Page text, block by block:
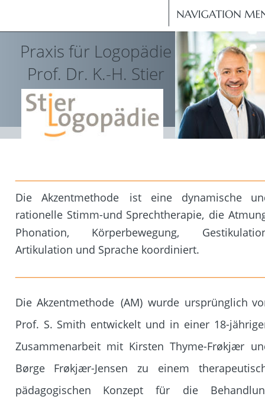
Die Akzentmethode ist eine dynamische
rationelle Stimm-und Sprechtherapie, die
Phonation,
Körperbewegung,
Artikulation und Sprache koordiniert.
Die Akzentmethode (AM) wurde ursprünglich
Prof. S. Smith entwickelt und in einer 18-
Zusammenarbeit mit Kirsten Thyme-Frøkjær
Børge
Frøkjær-Jensen zu einem
pädagogischen
Konzept für die
Praxis für Logopädie
Prof. Dr. K.-H. Stier